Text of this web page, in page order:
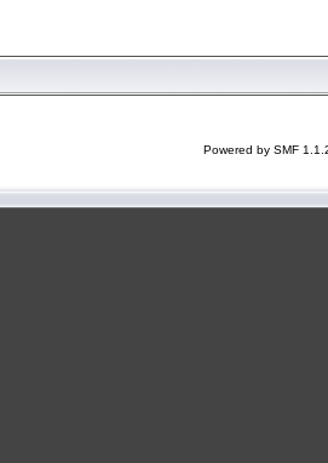
Powered by SMF